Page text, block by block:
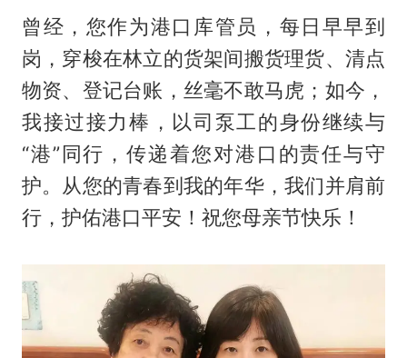
曾经，您作为港口库管员，每日早早到
岗，穿梭在林立的货架间搬货理货、清点
物资、登记台账，丝毫不敢马虎；如今，
我接过接力棒，以司泵工的身份继续与
“港”同行，传递着您对港口的责任与守
护。从您的青春到我的年华，我们并肩前
行，护佑港口平安！祝您母亲节快乐！